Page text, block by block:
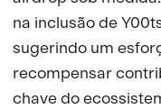
na inclusão de
sugerindo um
recompensar
chave do